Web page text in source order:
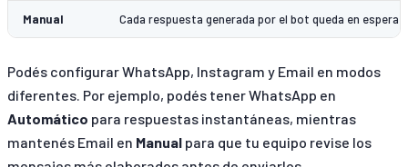
Manual Cada respuesta generada por el bot queda en espera
Podés configurar WhatsApp, Instagram y Email en modos
diferentes. Por ejemplo, podés tener WhatsApp en
Automático para respuestas instantáneas, mientras
mantenés Email en Manual para que tu equipo revise los